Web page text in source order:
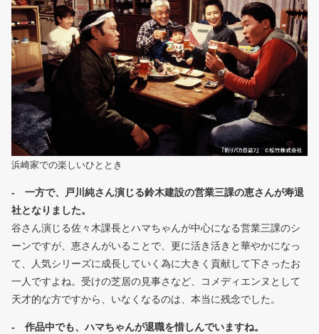
浜崎家での楽しいひととき
- 一方で、戸川純さん演じる鈴木建設の営業三課の恵さんが寿退
社となりました。
谷さん演じる佐々木課長とハマちゃんが中心になる営業三課のシ
ーンですが、恵さんがいることで、更に活き活きと華やかになっ
て、人気シリーズに成長していく為に大きく貢献して下さったお
一人ですよね。受けの芝居の見事さなど、コメディエンヌとして
天才的な方ですから、いなくなるのは、本当に残念でした。
- 作品中でも、ハマちゃんが退職を惜しんでいますね。